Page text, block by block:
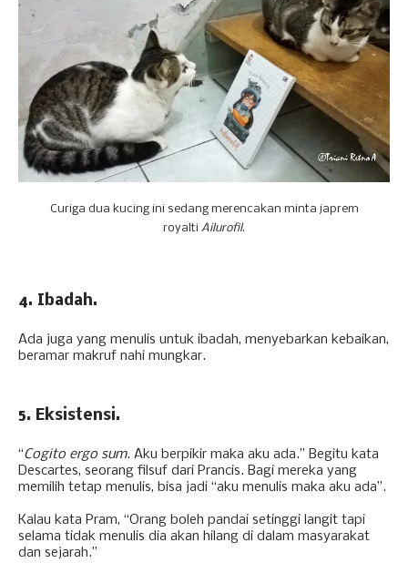
Curiga dua kucing ini sedang merencakan minta japrem
royalti Ailurofil.
4. Ibadah.
Ada juga yang menulis untuk ibadah, menyebarkan kebaikan,
beramar makruf nahi mungkar.
5. Eksistensi.
“Cogito ergo sum. Aku berpikir maka aku ada.” Begitu kata
Descartes, seorang filsuf dari Prancis. Bagi mereka yang
memilih tetap menulis, bisa jadi “aku menulis maka aku ada”.
Kalau kata Pram, “Orang boleh pandai setinggi langit tapi
selama tidak menulis dia akan hilang di dalam masyarakat
dan sejarah.”